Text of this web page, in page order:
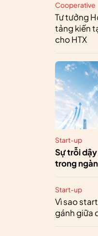
Cooperative
Tư tưởng
tảng kiến
cho HTX
Start-up
Sự trỗi
trong
Start-up
Vì sao
gánh giữa